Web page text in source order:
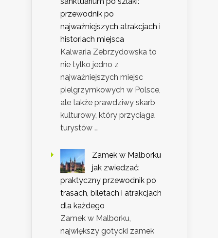
przewodnik po
najważniejszych atrakcjach i
historiach miejsca
Kalwaria Zebrzydowska to
nie tylko jedno z
najważniejszych miejsc
pielgrzymkowych w Polsce,
ale także prawdziwy skarb
kulturowy, który przyciąga
turystów …
Zamek w Malborku
jak zwiedzać:
praktyczny przewodnik po
trasach, biletach i atrakcjach
dla każdego
Zamek w Malborku,
największy gotycki zamek